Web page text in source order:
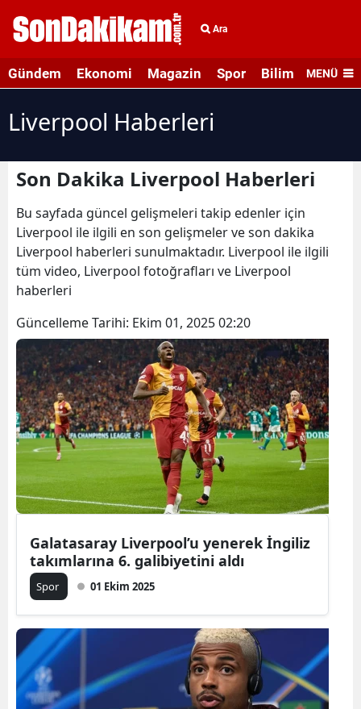
Ara
Gündem Ekonomi Magazin Spor Bilim veMENÜ
Liverpool Haberleri
Son Dakika Liverpool Haberleri
Bu sayfada güncel gelişmeleri takip edenler için
Liverpool ile ilgili en son gelişmeler ve son dakika
Liverpool haberleri sunulmaktadır. Liverpool ile ilgili
tüm video, Liverpool fotoğrafları ve Liverpool
haberleri
Güncelleme Tarihi: Ekim 01, 2025 02:20
Galatasaray Liverpool’u yenerek İngiliz
takımlarına 6. galibiyetini aldı
Spor 01 Ekim 2025